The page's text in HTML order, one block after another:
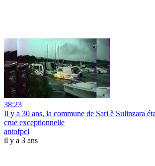
38:23
Il y a 30 ans, la commune de Sari è Sulinzara
crue exceptionnelle
antofpcl
il y a 3 ans